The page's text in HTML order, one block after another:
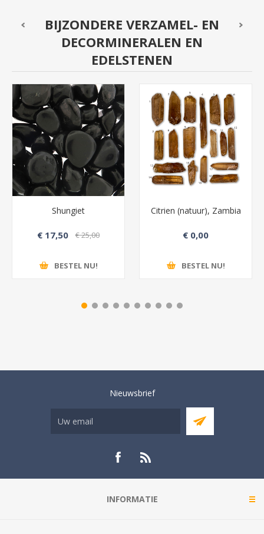
BIJZONDERE VERZAMEL- EN
DECORMINERALEN EN
EDELSTENEN
Shungiet
€ 17,50 € 25,00
BESTEL NU!
Citrien (natuur), Zambia
€ 0,00
BESTEL NU!
Nieuwsbrief
INFORMATIE